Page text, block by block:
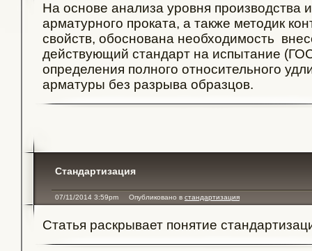
На основе анализа уровня производства
арматурного проката, а также методик
свойств, обоснована необходимость
действующий стандарт на испытание
определения полного относительного
арматуры без разрыва образцов.
Стандартизация
07/11/2014 3:59pm Опубликовано в стандартизация
Статья раскрывает понятие